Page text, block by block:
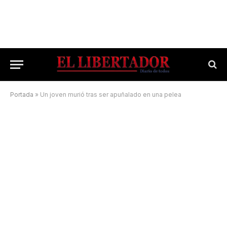
Portada » Un joven murió tras ser apuñalado en una pelea